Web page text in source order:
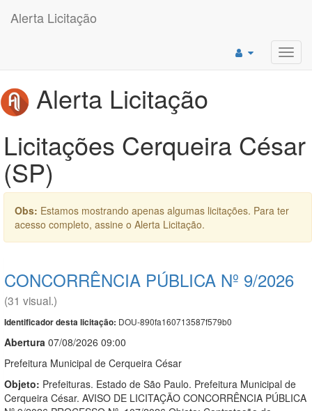
Alerta Licitação
Alerta Licitação
Licitações Cerqueira César
(SP)
Obs: Estamos mostrando apenas algumas licitações. Para ter
acesso completo, assine o Alerta Licitação.
CONCORRÊNCIA PÚBLICA Nº 9/2026
(31 visual.)
Identificador desta licitação: DOU-890fa160713587f579b0
Abertura 07/08/2026 09:00
Prefeitura Municipal de Cerqueira César
Objeto: Prefeituras. Estado de São Paulo. Prefeitura Municipal de
Cerqueira César. AVISO DE LICITAÇÃO CONCORRÊNCIA PÚBLICA